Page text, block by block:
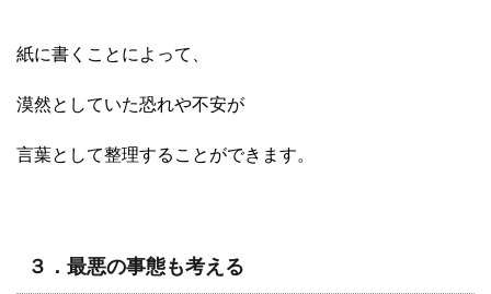
紙に書くことによって、
漠然としていた恐れや不安が
言葉として整理することができます。
３．最悪の事態も考える